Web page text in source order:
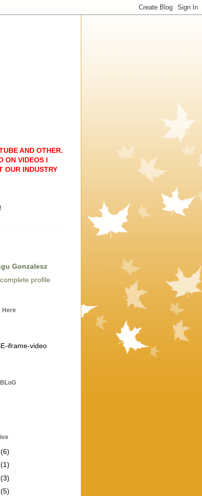
AND OTHER.
ON VIDEOS I
OUR INDUSTRY
Gonzalesz
profile
Here
iframe-video
(6)
(1)
(3)
(5)